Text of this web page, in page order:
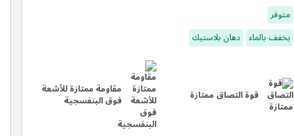
متوفر
يخفف بالماء دهان بلاستيك
قوة التصاق ممتازة مقاومة ممتازة للأشعة
فوق البنفسجية